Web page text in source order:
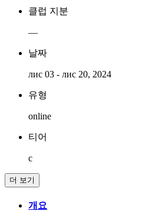
클럽 지분
—
날짜
лис 03 - лис 20, 2024
유형
online
티어
c
더 보기
개요